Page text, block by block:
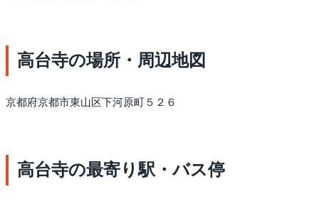
高台寺の場所・周辺地図
京都府京都市東山区下河原町５２６
高台寺の最寄り駅・バス停